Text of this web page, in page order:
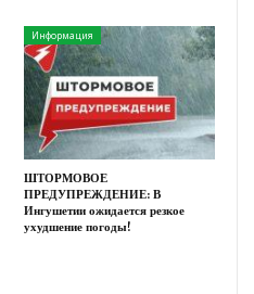
Информация
ШТОРМОВОЕ
ПРЕДУПРЕЖДЕНИЕ: В
Ингушетии ожидается резкое
ухудшение погоды!